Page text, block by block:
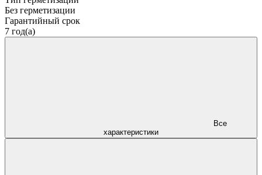
Без герметизации
Гарантийный срок
7 год(а)
характеристики